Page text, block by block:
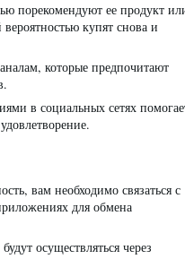
порекомендуют ее продукт
купят снова и
которые предпочитают
в социальных сетях
вам необходимо связаться с
для обмена
осуществляться через